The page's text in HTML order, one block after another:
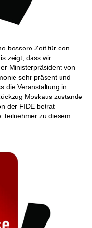
bessere Zeit für den
zeigt, dass wir
Ministerpräsident von
sehr präsent und
die Veranstaltung in
Moskaus zustande
der FIDE betrat
zu diesem